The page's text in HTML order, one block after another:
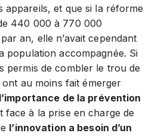
appareils, et que si la réforme
440 000 à 770 000
an, elle n’avait cependant
population accompagnée. Si
permis de combler le trou de
au moins fait émerger
l’importance de la prévention
face à la prise en charge de
l’innovation a besoin d’un